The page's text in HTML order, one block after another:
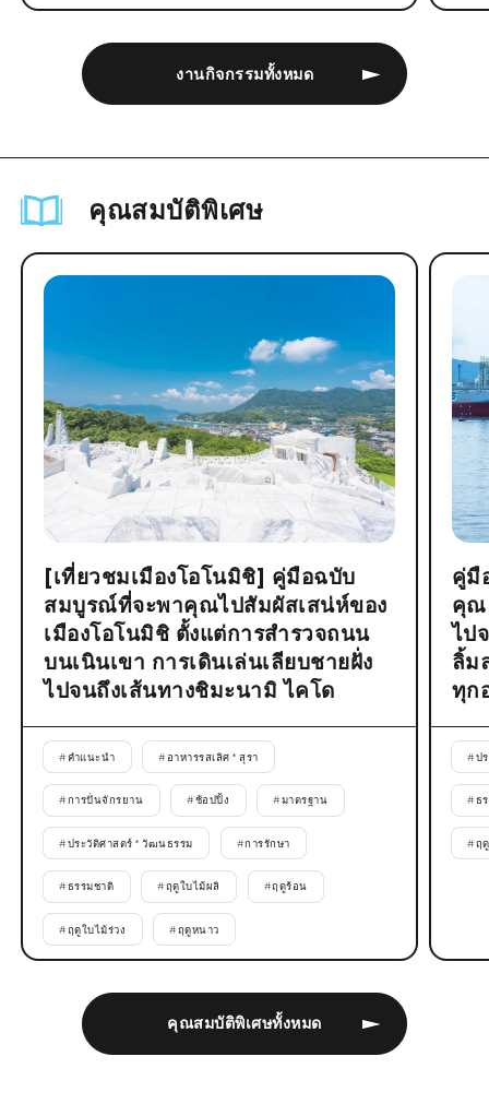
งานกิจกรรมทั้งหมด
คุณสมบัติพิเศษ
คุณสมบัติพิเศษทั้งหมด
[เที่ยวชมเมืองโอโนมิชิ] คู่มือฉบับ
สมบูรณ์ที่จะพาคุณไปสัมผัสเสน่ห์ของ
เมืองโอโนมิชิ ตั้งแต่การสำรวจถนน
บนเนินเขา การเดินเล่นเลียบชายฝั่ง
ไปจนถึงเส้นทางชิมะนามิ ไคโด
#คำแนะนำ # อาหารรสเลิศ * สุรา
#การปั่นจักรยาน #ช้อปปิ้ง #มาตรฐาน
#ประวัติศาสตร์ * วัฒนธรรม #การรักษา
#ธรรมชาติ #ฤดูใบไม้ผลิ #ฤดูร้อน
#ฤดูใบไม้ร่วง #ฤดูหนาว
คู่มื
คุณ
ไป
ลิ้ม
ทุก
#ป
#ธ
#ฤ